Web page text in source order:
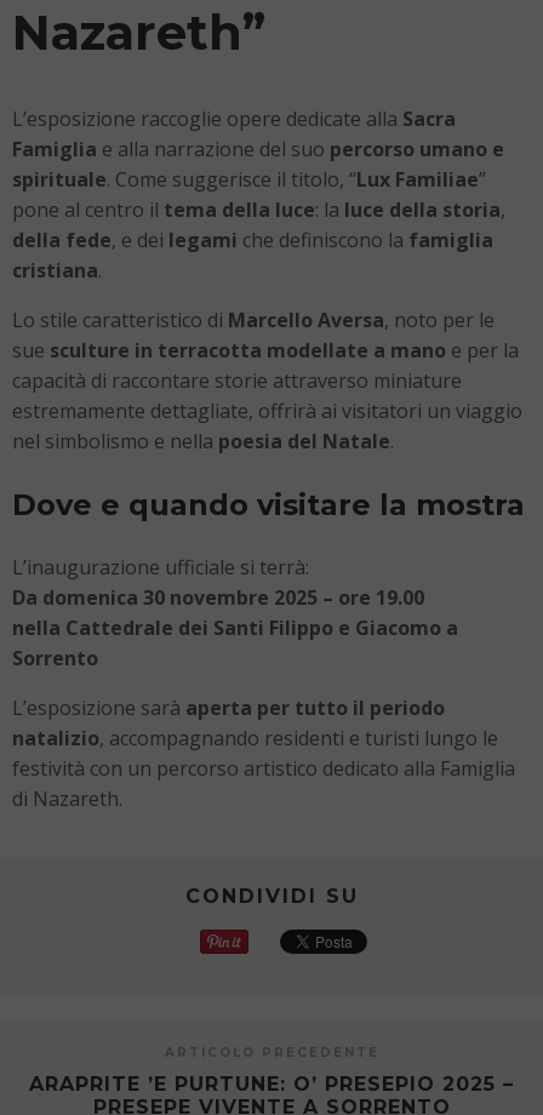
Nazareth”
L’esposizione raccoglie opere dedicate alla Sacra
Famiglia e alla narrazione del suo percorso umano e
spirituale. Come suggerisce il titolo, “Lux Familiae”
pone al centro il tema della luce: la luce della storia,
della fede, e dei legami che definiscono la famiglia
cristiana.
Lo stile caratteristico di Marcello Aversa, noto per le
sue sculture in terracotta modellate a mano e per la
capacità di raccontare storie attraverso miniature
estremamente dettagliate, offrirà ai visitatori un viaggio
nel simbolismo e nella poesia del Natale.
Dove e quando visitare la mostra
L’inaugurazione ufficiale si terrà:
Da domenica 30 novembre 2025 – ore 19.00
nella Cattedrale dei Santi Filippo e Giacomo a
Sorrento
L’esposizione sarà aperta per tutto il periodo
natalizio, accompagnando residenti e turisti lungo le
festività con un percorso artistico dedicato alla Famiglia
di Nazareth.
CONDIVIDI SU
ARTICOLO PRECEDENTE
ARAPRITE ’E PURTUNE: O’ PRESEPIO 2025 –
PRESEPE VIVENTE A SORRENTO